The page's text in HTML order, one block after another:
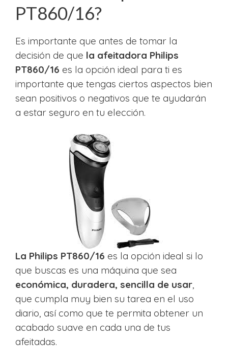
PT860/16?
Es importante que antes de tomar la
decisión de que la afeitadora Philips
PT860/16 es la opción ideal para ti es
importante que tengas ciertos aspectos bien
sean positivos o negativos que te ayudarán
a estar seguro en tu elección.
La Philips PT860/16 es la opción ideal si lo
que buscas es una máquina que sea
económica, duradera, sencilla de usar,
que cumpla muy bien su tarea en el uso
diario, así como que te permita obtener un
acabado suave en cada una de tus
afeitadas.